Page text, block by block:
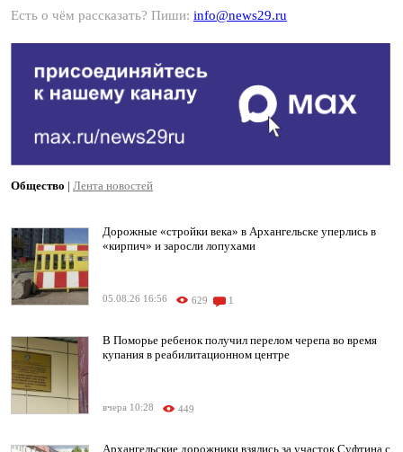
Есть о чём рассказать? Пиши: info@news29.ru
Общество | Лента новостей
Дорожные «стройки века» в Архангельске уперлись в
«кирпич» и заросли лопухами
05.08.26 16:56 629 1
В Поморье ребенок получил перелом черепа во время
купания в реабилитационном центре
вчера 10:28 449
Архангельские дорожники взялись за участок Суфтина с